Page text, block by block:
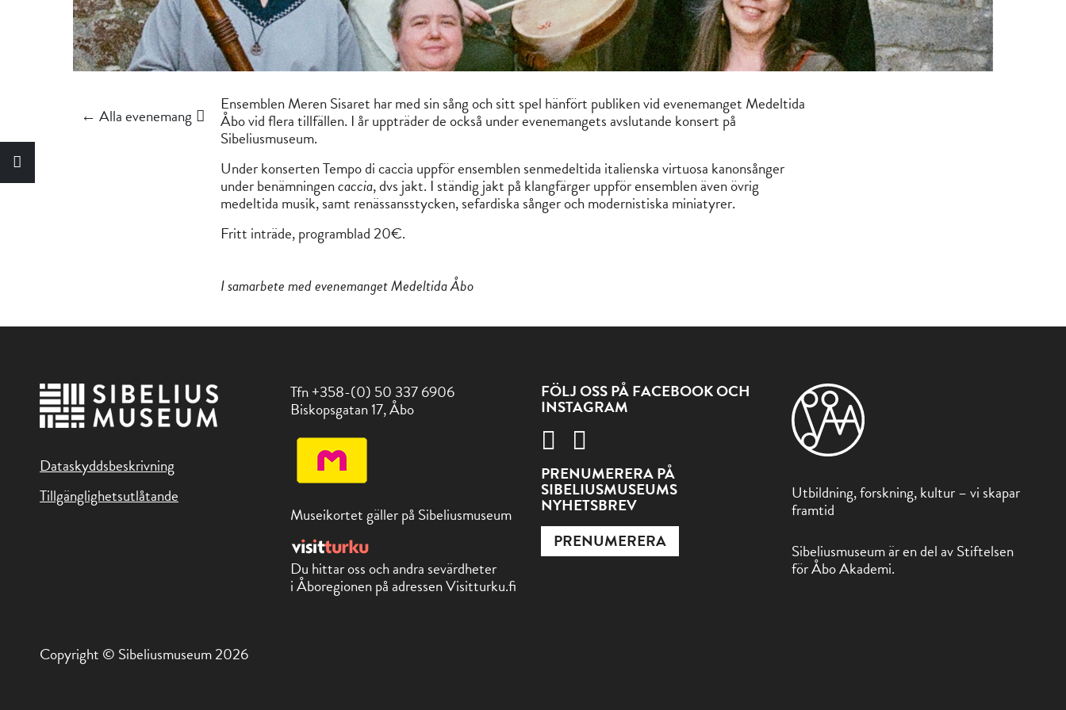
← Alla evenemang
Ensemblen Meren Sisaret har med sin sång och sitt spel hänfört publiken vid evenemanget Medeltida
Åbo vid flera tillfällen. I år uppträder de också under evenemangets avslutande konsert på
Sibeliusmuseum.
Under konserten Tempo di caccia uppför ensemblen senmedeltida italienska virtuosa kanonsånger
under benämningencaccia, dvs jakt. I ständig jakt på klangfärger uppför ensemblen även övrig
medeltida musik, samt renässansstycken, sefardiska sånger och modernistiska miniatyrer.
Fritt inträde, programblad 20€.
I samarbete med evenemanget Medeltida Åbo
Dataskyddsbeskrivning
Tillgänglighetsutlåtande
Tfn +358-(0) 50 337 6906
Biskopsgatan 17, Åbo
Museikortet gäller på Sibeliusmuseum
Du hittar oss och andra sevärdheter
i Åboregionen på adressen Visitturku.fi
FÖLJ OSS PÅ FACEBOOK OCH
INSTAGRAM
PRENUMERERA PÅ
SIBELIUSMUSEUMS
NYHETSBREV
PRENUMERERA
Utbildning, forskning, kultur – vi skapar
framtid
Sibeliusmuseum är en del av Stiftelsen
för Åbo Akademi.
Copyright © Sibeliusmuseum 2026